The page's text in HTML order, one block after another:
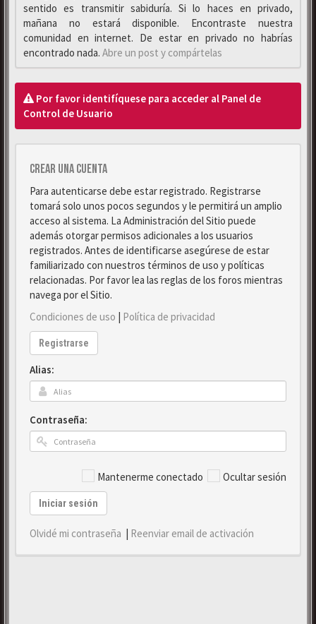
sentido es transmitir sabiduría. Si lo haces en privado,
mañana no estará disponible. Encontraste nuestra
comunidad en internet. De estar en privado no habrías
encontrado nada. Abre un post y compártelas
Por favor identifíquese para acceder al Panel de
Control de Usuario
Crear una cuenta
Para autenticarse debe estar registrado. Registrarse
tomará solo unos pocos segundos y le permitirá un amplio
acceso al sistema. La Administración del Sitio puede
además otorgar permisos adicionales a los usuarios
registrados. Antes de identificarse asegúrese de estar
familiarizado con nuestros términos de uso y políticas
relacionadas. Por favor lea las reglas de los foros mientras
navega por el Sitio.
Condiciones de uso | Política de privacidad
Registrarse
Alias:
Contraseña:
Mantenerme conectado Ocultar sesión
Iniciar sesión
Olvidé mi contraseña | Reenviar email de activación